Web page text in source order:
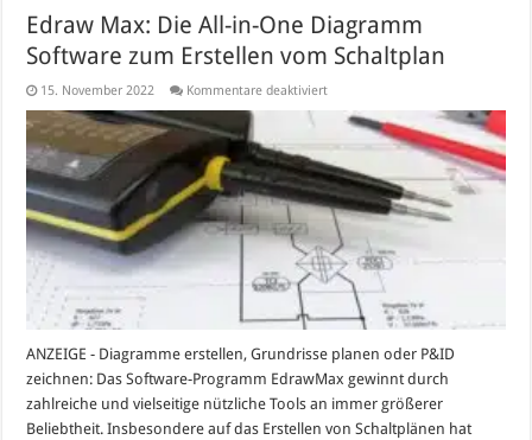
Edraw Max: Die All-in-One Diagramm
Software zum Erstellen vom Schaltplan
15. November 2022 Kommentare deaktiviertfür
Max:
All-
in-
One
Diagramm
Software
zum
Erstellen
vom
Schaltplan
ANZEIGE - Diagramme erstellen, Grundrisse planen oder P&ID
zeichnen: Das Software-Programm EdrawMax gewinnt durch
zahlreiche und vielseitige nützliche Tools an immer größerer
Beliebtheit. Insbesondere auf das Erstellen von Schaltplänen hat